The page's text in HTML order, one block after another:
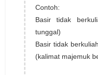
Contoh:
Basir tidak
tunggal)
Basir tidak
(kalimat majemuk